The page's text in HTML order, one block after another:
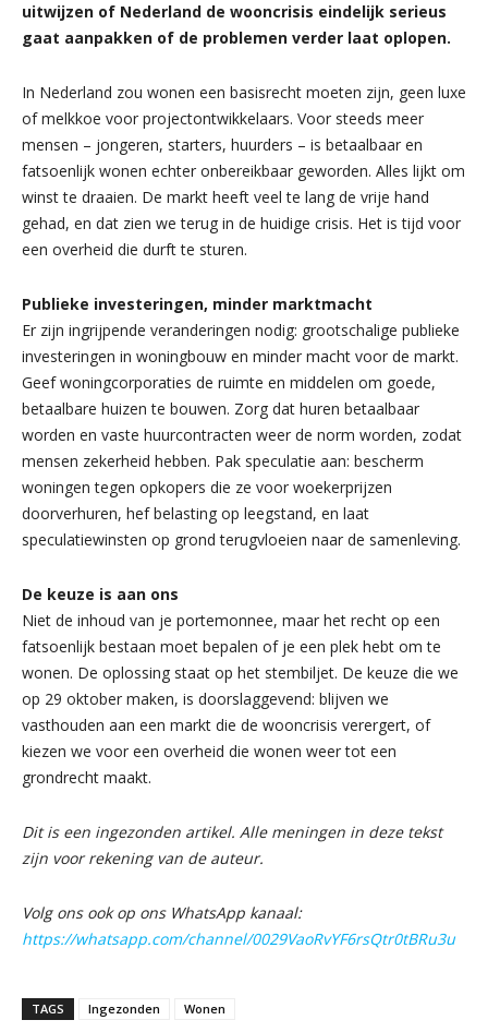
uitwijzen of Nederland de wooncrisis eindelijk serieus
gaat aanpakken of de problemen verder laat oplopen.
In Nederland zou wonen een basisrecht moeten zijn, geen luxe
of melkkoe voor projectontwikkelaars. Voor steeds meer
mensen – jongeren, starters, huurders – is betaalbaar en
fatsoenlijk wonen echter onbereikbaar geworden. Alles lijkt om
winst te draaien. De markt heeft veel te lang de vrije hand
gehad, en dat zien we terug in de huidige crisis. Het is tijd voor
een overheid die durft te sturen.
Publieke investeringen, minder marktmacht
Er zijn ingrijpende veranderingen nodig: grootschalige publieke
investeringen in woningbouw en minder macht voor de markt.
Geef woningcorporaties de ruimte en middelen om goede,
betaalbare huizen te bouwen. Zorg dat huren betaalbaar
worden en vaste huurcontracten weer de norm worden, zodat
mensen zekerheid hebben. Pak speculatie aan: bescherm
woningen tegen opkopers die ze voor woekerprijzen
doorverhuren, hef belasting op leegstand, en laat
speculatiewinsten op grond terugvloeien naar de samenleving.
De keuze is aan ons
Niet de inhoud van je portemonnee, maar het recht op een
fatsoenlijk bestaan moet bepalen of je een plek hebt om te
wonen. De oplossing staat op het stembiljet. De keuze die we
op 29 oktober maken, is doorslaggevend: blijven we
vasthouden aan een markt die de wooncrisis verergert, of
kiezen we voor een overheid die wonen weer tot een
grondrecht maakt.
Dit is een ingezonden artikel. Alle meningen in deze tekst
zijn voor rekening van de auteur.
Volg ons ook op ons WhatsApp kanaal:
https://whatsapp.com/channel/0029VaoRvYF6rsQtr0tBRu3u
TAGS Ingezonden Wonen